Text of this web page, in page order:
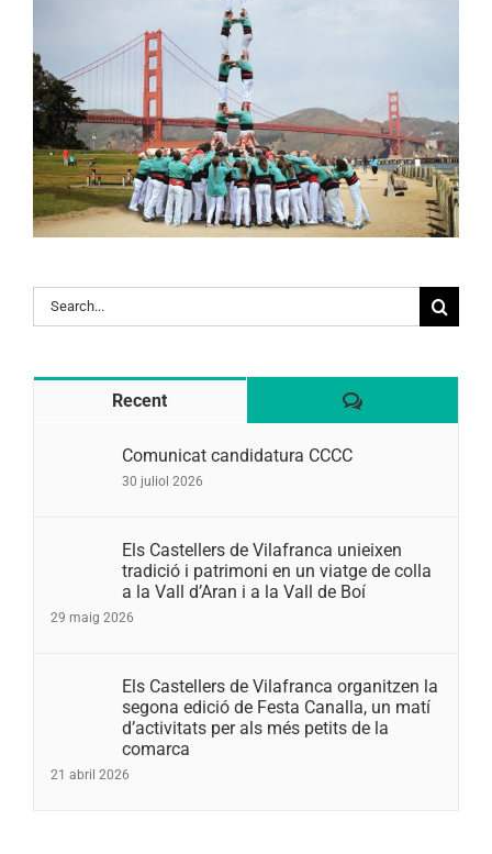
Search
for:
Recent Comentaris
Comunicat candidatura CCCC
30 juliol 2026
Els Castellers de Vilafranca unieixen
tradició i patrimoni en un viatge de colla
a la Vall d’Aran i a la Vall de Boí
29 maig 2026
Els Castellers de Vilafranca organitzen la
segona edició de Festa Canalla, un matí
d’activitats per als més petits de la
comarca
21 abril 2026